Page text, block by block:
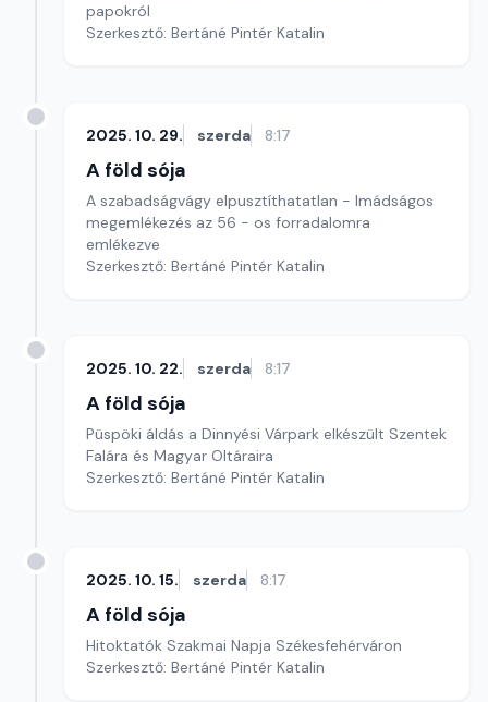
papokról
Szerkesztő: Bertáné Pintér Katalin
2025. 10. 29. szerda 8:17
A föld sója
A szabadságvágy elpusztíthatatlan - Imádságos
megemlékezés az 56 - os forradalomra
emlékezve
Szerkesztő: Bertáné Pintér Katalin
2025. 10. 22. szerda 8:17
A föld sója
Püspöki áldás a Dinnyési Várpark elkészült Szentek
Falára és Magyar Oltáraira
Szerkesztő: Bertáné Pintér Katalin
2025. 10. 15. szerda 8:17
A föld sója
Hitoktatók Szakmai Napja Székesfehérváron
Szerkesztő: Bertáné Pintér Katalin